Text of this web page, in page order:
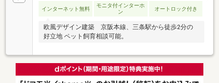
インターネット無料
モニタ付インターホ
ン
オートロック付き
欧風デザイン建築 京阪本線、三条駅から徒歩2分の
好立地 ペット飼育相談可能。